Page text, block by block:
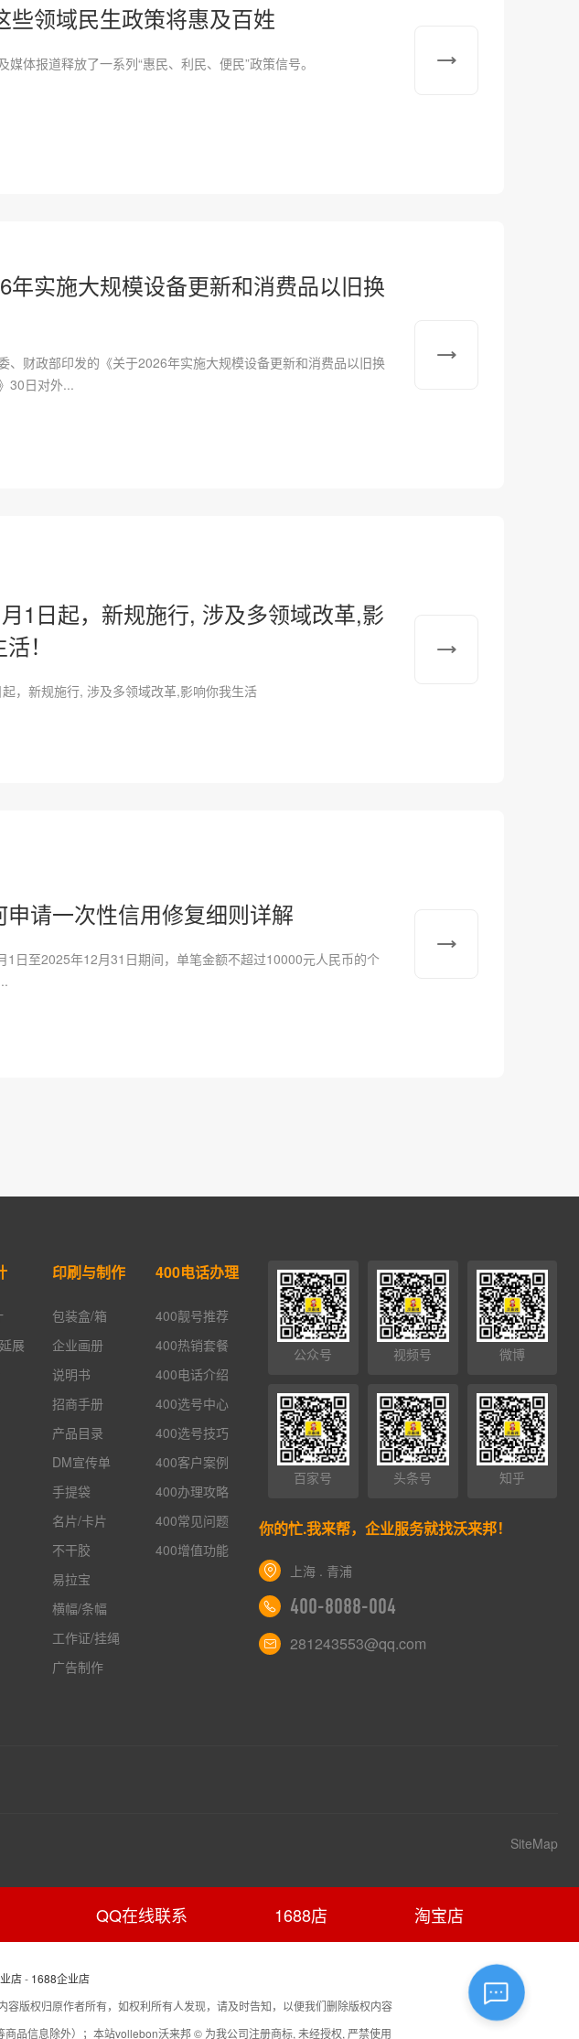
些领域民生政策将惠及百姓
媒体报道释放了一系列“惠民、利民、便民”政策信号。
年实施大规模设备更新和消费品以旧换
、财政部印发的《关于2026年实施大规模设备更新和消费品以旧换
30日对外...
1日起，新规施行, 涉及多领域改革,影
！
，新规施行, 涉及多领域改革,影响你我生活
申请一次性信用修复细则详解
1日至2025年12月31日期间，单笔金额不超过10000元人民币的个
展
印刷与制作
包装盒/箱
企业画册
说明书
招商手册
产品目录
DM宣传单
手提袋
名片/卡片
不干胶
易拉宝
横幅/条幅
工作证/挂绳
广告制作
400电话办理
400靓号推荐
400热销套餐
400电话介绍
400选号中心
400选号技巧
400客户案例
400办理攻略
400常见问题
400增值功能
公众号 视频号 微博
百家号 头条号 知乎
你的忙.我来帮，企业服务就找沃来邦！
上海 . 青浦
400-8088-004
281243553@qq.com
SiteMap
AI智能助手
AI智能助手
您好，我是智能助手易小丽，很高兴为您服务
QQ在线联系 1688店 淘宝店
店- 1688企业店
版权归原作者所有，如权利所有人发现，请及时告知，以便我们删除版权内容
品信息除外）；本站vollebon沃来邦 © 为我公司注册商标, 未经授权, 严禁使用